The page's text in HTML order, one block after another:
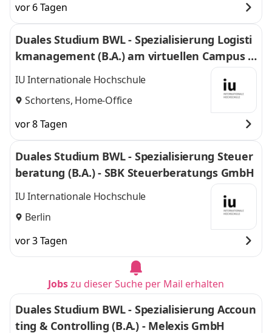
vor 6 Tagen
Duales Studium BWL - Spezialisierung Logisti
kmanagement (B.A.) am virtuellen Campus -
Nordfrost GmbH & Co. KG
IU Internationale Hochschule
Schortens, Home-Office
vor 8 Tagen
Duales Studium BWL - Spezialisierung Steuer
beratung (B.A.) - SBK Steuerberatungs GmbH
IU Internationale Hochschule
Berlin
vor 3 Tagen
Jobszu dieser Suche per Mail erhalten
Duales Studium BWL - Spezialisierung Accoun
ting & Controlling (B.A.) - Melexis GmbH